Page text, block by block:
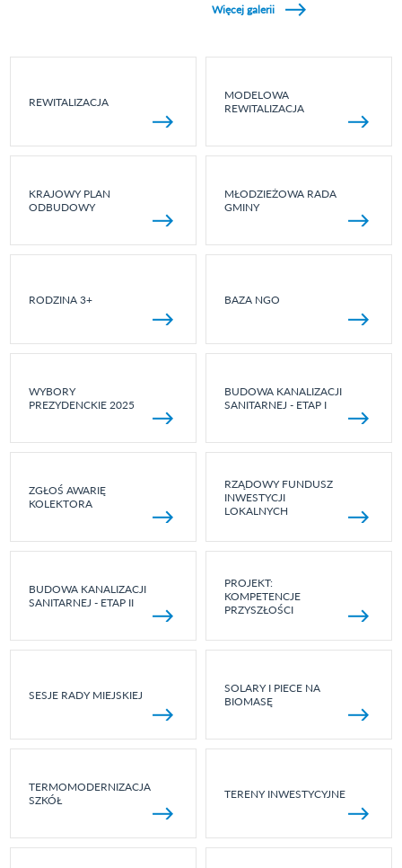
Więcej galerii
REWITALIZACJA
MODELOWA
REWITALIZACJA
KRAJOWY PLAN
ODBUDOWY
MŁODZIEŻOWA RADA
GMINY
RODZINA 3+ BAZA NGO
WYBORY
PREZYDENCKIE 2025
BUDOWA KANALIZACJI
SANITARNEJ - ETAP I
ZGŁOŚ AWARIĘ
KOLEKTORA
RZĄDOWY FUNDUSZ
INWESTYCJI
LOKALNYCH
BUDOWA KANALIZACJI
SANITARNEJ - ETAP II
PROJEKT:
KOMPETENCJE
PRZYSZŁOŚCI
SESJE RADY MIEJSKIEJ
SOLARY I PIECE NA
BIOMASĘ
TERMOMODERNIZACJA
SZKÓŁ
TERENY INWESTYCYJNE